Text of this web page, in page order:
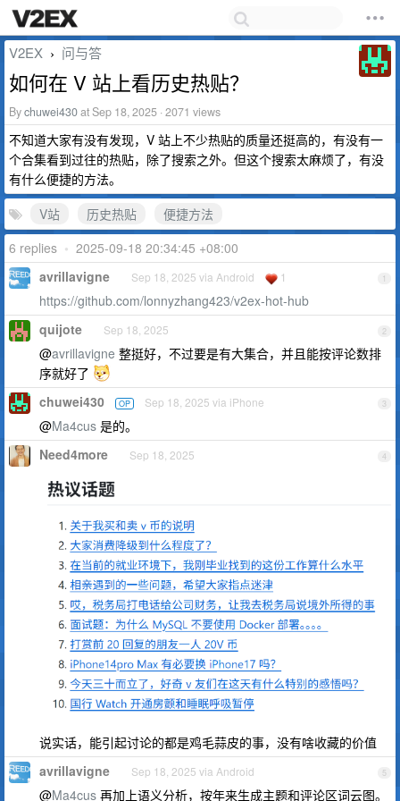
V2EX › 问与答
如何在 V 站上看历史热贴？
Bychuwei430at Sep 18, 2025 · 2071 views
不知道大家有没有发现，V 站上不少热贴的质量还挺高的，有没有一
个合集看到过往的热贴，除了搜索之外。但这个搜索太麻烦了，有没
有什么便捷的方法。
V站
历史热贴
便捷方法
6 replies • 2025-09-18 20:34:45 +08:00
1
avrillavigne Sep 18, 2025 via Android 1
https://github.com/lonnyzhang423/v2ex-hot-hub
2
quijote Sep 18, 2025
@avrillavigne 整挺好，不过要是有大集合，并且能按评论数排
序就好了
3
chuwei430 OP Sep 18, 2025 via iPhone
@Ma4cus 是的。
4
Need4more Sep 18, 2025
说实话，能引起讨论的都是鸡毛蒜皮的事，没有啥收藏的价值
5
avrillavigne Sep 18, 2025 via Android
@Ma4cus 再加上语义分析，按年来生成主题和评论区词云图。